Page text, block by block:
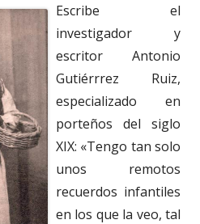
Escribe el
investigador y
escritor Antonio
Gutiérrrez Ruiz,
especializado en
porteños del siglo
XIX: «Tengo tan solo
unos remotos
recuerdos infantiles
en los que la veo, tal